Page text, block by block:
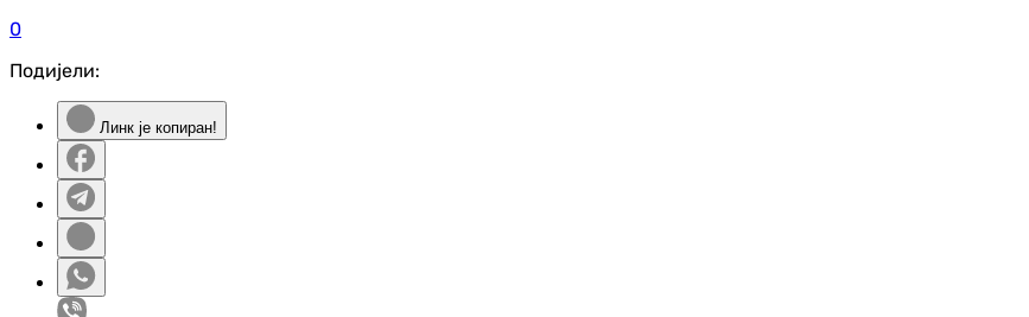
0
Подијели:
Линк је копиран!